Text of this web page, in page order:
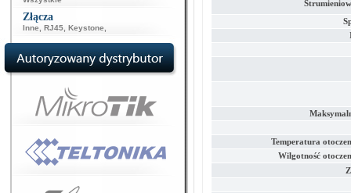
Złącza
Inne RJ45 Keystone
Temperatura
Wilgotność